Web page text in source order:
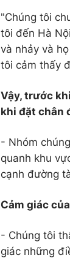
"Chúng tôi
tôi đến Hà
và nhảy và
tôi cảm thấy
Vậy, trước
khi đặt chân
- Nhóm
quanh khu
cạnh đường
Cảm giác
- Chúng tôi
giác những